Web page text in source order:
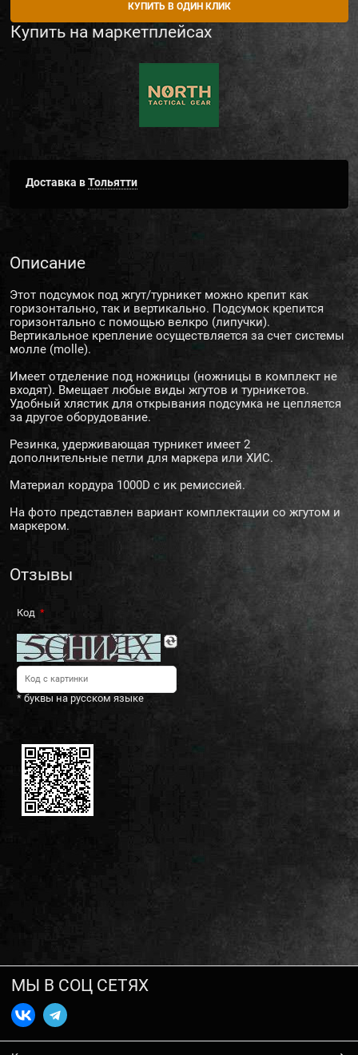
КУПИТЬ В ОДИН КЛИК
Купить на маркетплейсах
Доставка вТольятти
Описание
Этот подсумок под жгут/турникет можно крепит как
горизонтально, так и вертикально. Подсумок крепится
горизонтально с помощью велкро (липучки).
Вертикальное крепление осуществляется за счет системы
молле (molle).
Имеет отделение под ножницы (ножницы в комплект не
входят). Вмещает любые виды жгутов и турникетов.
Удобный хлястик для открывания подсумка не цепляется
за другое оборудование.
Резинка, удерживающая турникет имеет 2
дополнительные петли для маркера или ХИС.
Материал кордура 1000D с ик ремиссией.
На фото представлен вариант комплектации со жгутом и
маркером.
Отзывы
Код
* буквы на русском языке
МЫ В СОЦ СЕТЯХ